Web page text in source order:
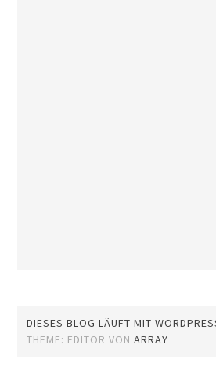
DIESES BLOG LÄUFT MIT
THEME: EDITOR VONARRAY